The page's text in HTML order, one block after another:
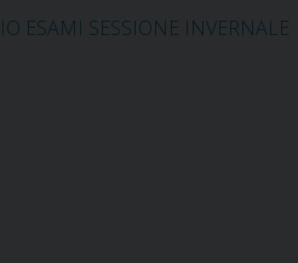
ESAMI SESSIONE INVERNALE